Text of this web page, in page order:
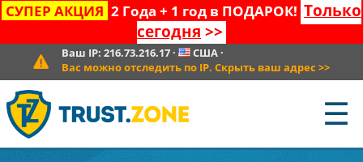
СУПЕР АКЦИЯ 2 Года + 1 год в ПОДАРОК! Только
сегодня >>
Ваш IP: 216.73.216.17· США·
Вас можно отследить по IP. Скрыть ваш адрес >>
☰